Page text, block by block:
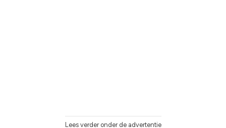
Lees verder onder de advertentie